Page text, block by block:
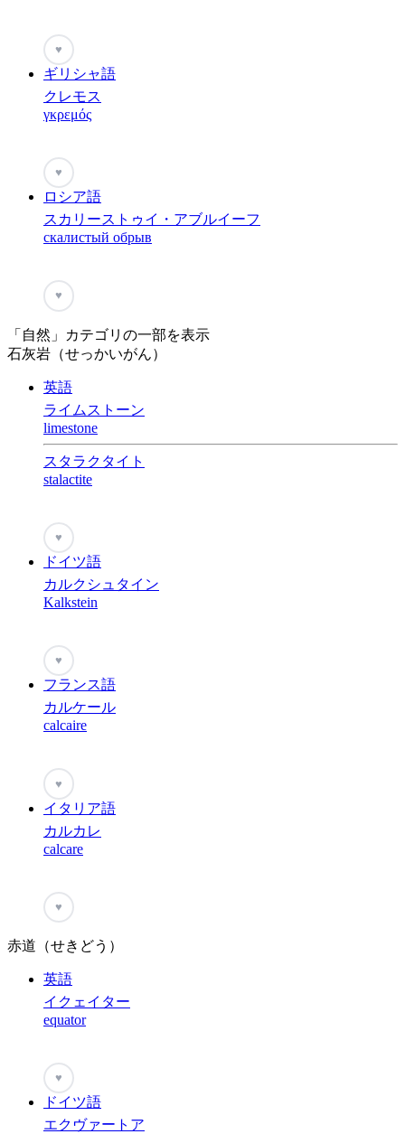
♥
ギリシャ語
クレモス
γκρεμός
♥
ロシア語
スカリーストゥイ・アブルイーフ
скалистый обрыв
♥
「自然」カテゴリの一部を表示
石灰岩（せっかいがん）
英語
ライムストーン
limestone
スタラクタイト
stalactite
♥
ドイツ語
カルクシュタイン
Kalkstein
♥
フランス語
カルケール
calcaire
♥
イタリア語
カルカレ
calcare
♥
赤道（せきどう）
英語
イクェイター
equator
♥
ドイツ語
エクヴァートア